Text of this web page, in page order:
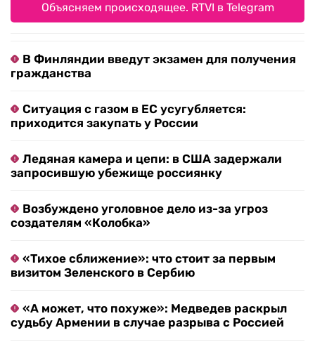
Объясняем происходящее. RTVI в Telegram
В Финляндии введут экзамен для получения
гражданства
Ситуация с газом в ЕС усугубляется:
приходится закупать у России
Ледяная камера и цепи: в США задержали
запросившую убежище россиянку
Возбуждено уголовное дело из-за угроз
создателям «Колобка»
«Тихое сближение»: что стоит за первым
визитом Зеленского в Сербию
«А может, что похуже»: Медведев раскрыл
судьбу Армении в случае разрыва с Россией